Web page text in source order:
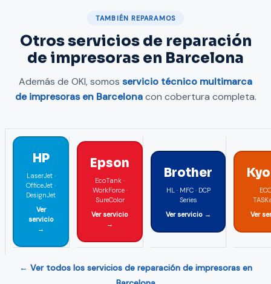
TAMBIÉN REPARAMOS
Otros servicios de reparación
de impresoras en Barcelona
Además de OKI, somos servicio técnico multimarca
de impresoras en Barcelonacon cobertura completa.
HP
LaserJet ·
OfficeJet ·
DesignJet
Ver
servicio
→
Epson
EcoTank ·
WorkForce ·
SureColor
Ver servicio
→
Brother
HL · MFC · DCP
Series
Ver servicio →
Ver
← Ver todos los servicios de reparación de impresoras en